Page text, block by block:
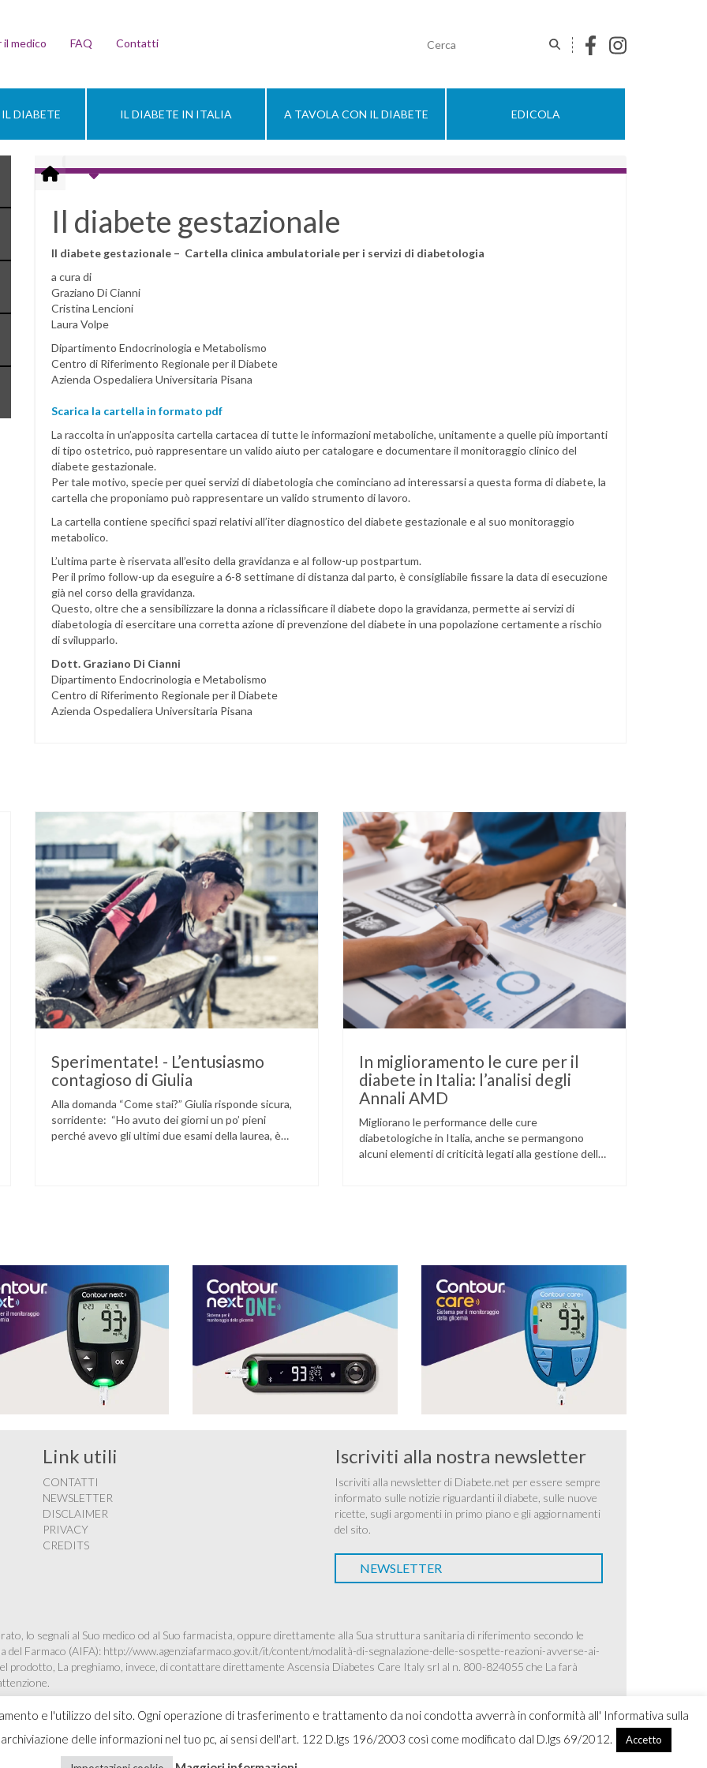
il medico FAQ Contatti
DIABETE IL DIABETE IN ITALIA A TAVOLA CON IL DIABETE EDICOLA
Il diabete gestazionale
Il diabete gestazionale – Cartella clinica ambulatoriale per i servizi di diabetologia
a cura di
Graziano Di Cianni
Cristina Lencioni
Laura Volpe
Dipartimento Endocrinologia e Metabolismo
Centro di Riferimento Regionale per il Diabete
Azienda Ospedaliera Universitaria Pisana
Scarica la cartella in formato pdf
La raccolta in un’apposita cartella cartacea di tutte le informazioni metaboliche, unitamente a quelle più importanti
di tipo ostetrico, può rappresentare un valido aiuto per catalogare e documentare il monitoraggio clinico del
diabete gestazionale.
Per tale motivo, specie per quei servizi di diabetologia che cominciano ad interessarsi a questa forma di diabete, la
cartella che proponiamo può rappresentare un valido strumento di lavoro.
La cartella contiene specifici spazi relativi all’iter diagnostico del diabete gestazionale e al suo monitoraggio
metabolico.
L’ultima parte è riservata all’esito della gravidanza e al follow-up postpartum.
Per il primo follow-up da eseguire a 6-8 settimane di distanza dal parto, è consigliabile fissare la data di esecuzione
già nel corso della gravidanza.
Questo, oltre che a sensibilizzare la donna a riclassificare il diabete dopo la gravidanza, permette ai servizi di
diabetologia di esercitare una corretta azione di prevenzione del diabete in una popolazione certamente a rischio
di svilupparlo.
Dott. Graziano Di Cianni
Dipartimento Endocrinologia e Metabolismo
Centro di Riferimento Regionale per il Diabete
Azienda Ospedaliera Universitaria Pisana
Sperimentate! - L’entusiasmo
contagioso di Giulia
Alla domanda “Come stai?” Giulia risponde sicura,
sorridente: “Ho avuto dei giorni un po’ pieni
perché avevo gli ultimi due esami della laurea, è
In miglioramento le cure per il
diabete in Italia: l’analisi degli
Annali AMD
Migliorano le performance delle cure
diabetologiche in Italia, anche se permangono
alcuni elementi di criticità legati alla gestione della
e l'utilizzo del sito. Ogni operazione di trasferimento e trattamento da noi condotta avverrà in conformità all' Informativa sulla
delle informazioni nel tuo pc, ai sensi dell'art. 122 D.lgs 196/2003 così come modificato dal D.lgs 69/2012.
Accetto
Link utili
CONTATTI
NEWSLETTER
DISCLAIMER
PRIVACY
CREDITS
Iscriviti alla nostra newsletter
Iscriviti alla newsletter di Diabete.net per essere sempre
informato sulle notizie riguardanti il diabete, sulle nuove
ricette, sugli argomenti in primo piano e gli aggiornamenti
del sito.
NEWSLETTER
lo segnali al Suo medico od al Suo farmacista, oppure direttamente alla Sua struttura sanitaria di riferimento secondo le
del Farmaco (AIFA): http://www.agenziafarmaco.gov.it/it/content/modalità-di-segnalazione-delle-sospette-reazioni-avverse-ai-
prodotto, La preghiamo, invece, di contattare direttamente Ascensia Diabetes Care Italy srl al n. 800-824055 che La farà